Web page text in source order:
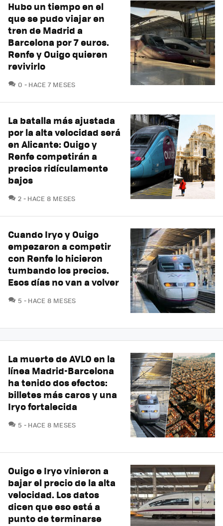
Hubo un tiempo en el
que se pudo viajar en
tren de Madrid a
Barcelona por 7 euros.
Renfe y Ouigo quieren
revivirlo
0 COMENTARIOS
HACE 7 MESES
La batalla más ajustada
por la alta velocidad será
en Alicante: Ouigo y
Renfe competirán a
precios ridículamente
bajos
2 COMENTARIOS
HACE 8 MESES
Cuando Iryo y Ouigo
empezaron a competir
con Renfe lo hicieron
tumbando los precios.
Esos días no van a volver
5 COMENTARIOS
HACE 8 MESES
La muerte de AVLO en la
línea Madrid-Barcelona
ha tenido dos efectos:
billetes más caros y una
Iryo fortalecida
5 COMENTARIOS
HACE 8 MESES
Ouigo e Iryo vinieron a
bajar el precio de la alta
velocidad. Los datos
dicen que eso está a
punto de terminarse